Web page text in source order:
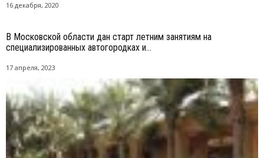
16 декабря, 2020
В Московской области дан старт летним занятиям на
специализированных автогородках и...
17 апреля, 2023